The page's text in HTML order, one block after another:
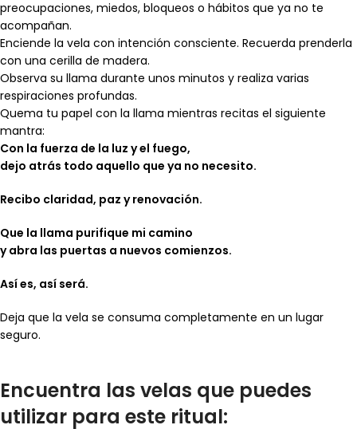
preocupaciones, miedos, bloqueos o hábitos que ya no te
acompañan.
Enciende la vela con intención consciente. Recuerda prenderla
con una cerilla de madera.
Observa su llama durante unos minutos y realiza varias
respiraciones profundas.
Quema tu papel con la llama mientras recitas el siguiente
mantra:
Con la fuerza de la luz y el fuego,
dejo atrás todo aquello que ya no necesito.
Recibo claridad, paz y renovación.
Que la llama purifique mi camino
y abra las puertas a nuevos comienzos.
Así es, así será.
Deja que la vela se consuma completamente en un lugar
seguro.
Encuentra las velas que puedes
utilizar para este ritual: